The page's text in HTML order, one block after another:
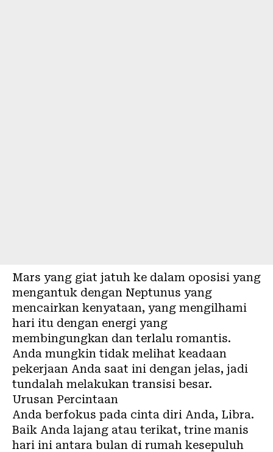
Mars yang giat jatuh ke dalam oposisi yang
mengantuk dengan Neptunus yang
mencairkan kenyataan, yang mengilhami
hari itu dengan energi yang
membingungkan dan terlalu romantis.
Anda mungkin tidak melihat keadaan
pekerjaan Anda saat ini dengan jelas, jadi
tundalah melakukan transisi besar.
Urusan Percintaan
Anda berfokus pada cinta diri Anda, Libra.
Baik Anda lajang atau terikat, trine manis
hari ini antara bulan di rumah kesepuluh